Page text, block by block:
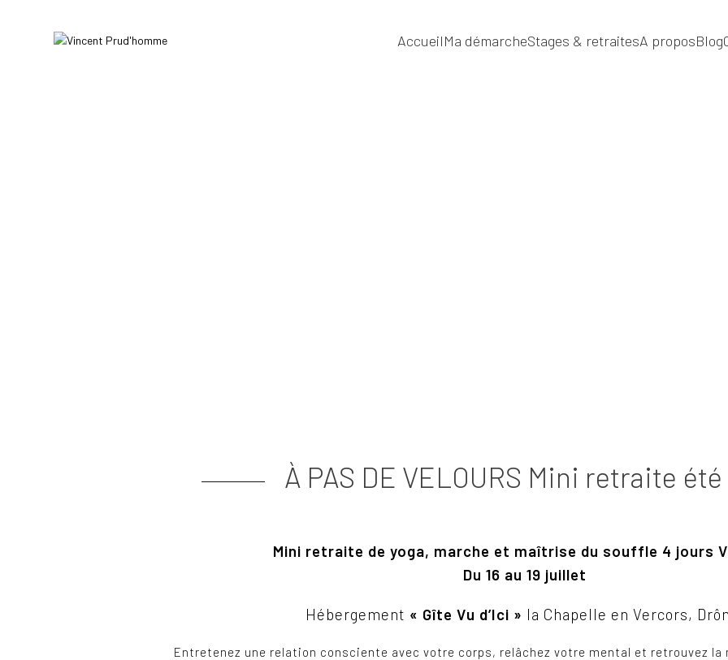
AccueilMa démarcheStages & retraitesA proposBlog
À PAS DE VELOURS Mini retraite
Mini retraite de yoga, marche et maîtrise du souffle 4 jours
Du 16 au 19 juillet
Hébergement « Gîte Vu d’Ici » la Chapelle en Vercors,
Entretenez une relation consciente avec votre corps, relâchez votre mental et retrouvez